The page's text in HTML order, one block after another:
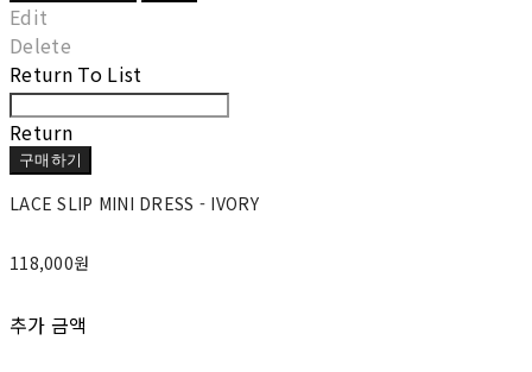
Edit
Delete
Return To List
Return
구매하기
LACE SLIP MINI DRESS - IVORY
118,000원
추가 금액